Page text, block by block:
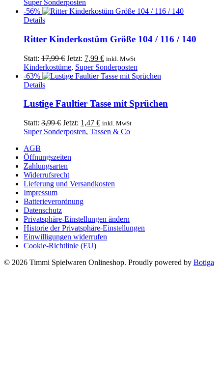
Preis
war:
ist:
Super Sonderposten
-56%
DetailsDieses
weist
mehrere
Varianten
auf.
Die
Optionen
können
der
gewählt
werden
Ritter Kinderkostüm Größe 104 / 116 / 140
Statt: 17,99€ Ursprünglicher
Preis
war:
Jetzt: 7,99 €Aktueller
Preis
ist:
inkl. MwSt
Kinderkostüme, Super Sonderposten
-63%
DetailsDieses
weist
mehrere
Varianten
auf.
Die
können
auf
der
Produktseite
gewählt
werden
Lustige Faultier Tasse mit Sprüchen
Statt: 3,99€ Ursprünglicher
Preis
Jetzt: 1,47 €Aktueller
Preis
inkl. MwSt
Super Sonderposten, Tassen & Co
AGB
Öffnungszeiten
Zahlungsarten
Widerrufsrecht
Lieferung und Versandkosten
Impressum
Batterieverordnung
Datenschutz
Privatsphäre-Einstellungen ändern
Historie der Privatsphäre-Einstellungen
Einwilligungen widerrufen
Cookie-Richtlinie (EU)
© 2026 Timmi Spielwaren Onlineshop. Proudly powered by Botiga